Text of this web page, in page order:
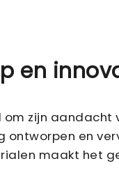
en
zijn aandacht
ontworpen en
maakt het